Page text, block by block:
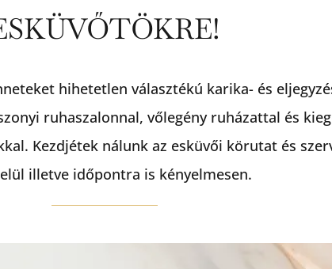
hihetetlen választékú karika- és
ruhaszalonnal, vőlegény ruházattal és
Kezdjétek nálunk az esküvői körutat és
illetve időpontra is kényelmesen.